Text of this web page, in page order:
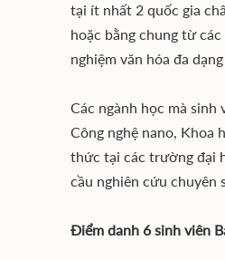
tại ít nhất 2 quốc gia
hoặc bằng chung từ
nghiệm văn hóa đa
Các ngành học mà
Công nghệ nano, Khoa
thức tại các trường đại
cầu nghiên cứu chuyên
Điểm danh 6 sinh viên